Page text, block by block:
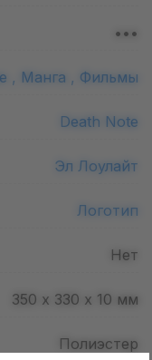
•••
, Манга , Фильмы
Death Note
Эл Лоулайт
Логотип
Нет
350 х 330 х 10 мм
Полиэстер